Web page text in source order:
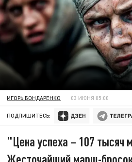
ИГОРЬ БОНДАРЕНКО 03 ИЮНЯ 05:00
ПОДПИШИТЕСЬ:
"Цена успеха – 107 тысяч
Жесточайший марш-